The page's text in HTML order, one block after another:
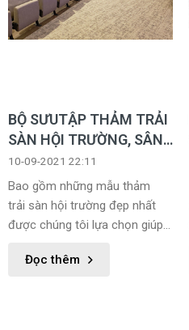
BỘ SƯUTẬP THẢM TRẢI
SÀN HỘI TRƯỜNG, SÂN
KHẤU
10-09-2021 22:11
Bao gồm những mẫu thảm
trải sàn hội trường đẹp nhất
được chúng tôi lựa chọn giúp
được sản phẩm phù hợp với
Đọc thêm